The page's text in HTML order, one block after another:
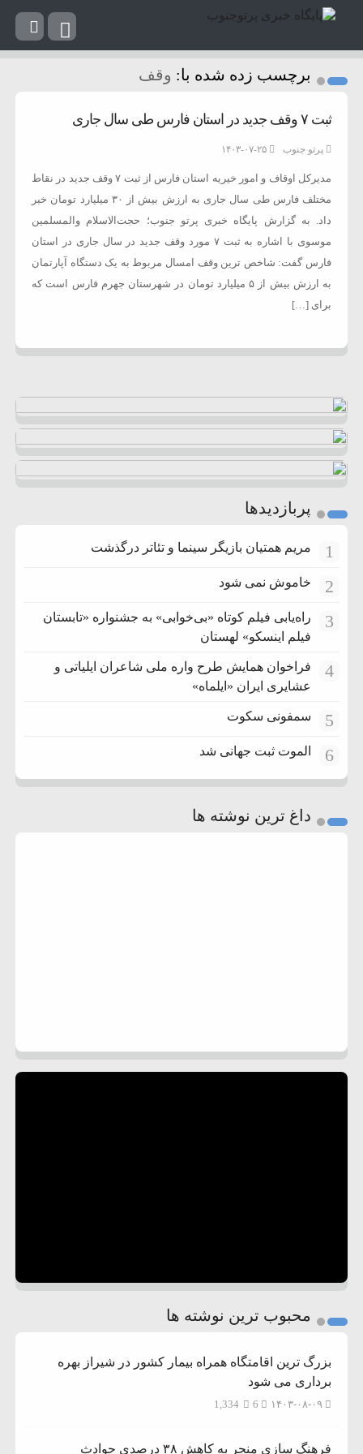
برچسب زده شده با: وقف
ثبت ۷ وقف جدید در استان فارس طی سال جاری
پرتو جنوب ۱۴۰۳-۰۷-۲۵
مدیرکل اوقاف و امور خیریه استان فارس از ثبت ۷ وقف جدید در نقاط
مختلف فارس طی سال جاری به ارزش بیش از ۳۰ میلیارد تومان خبر
داد. به گزارش پایگاه خبری پرتو جنوب؛ حجت‌الاسلام والمسلمین
موسوی با اشاره به ثبت ۷ مورد وقف جدید در سال جاری در استان
فارس گفت: شاخص ترین وقف امسال مربوط به یک دستگاه آپارتمان
به ارزش بیش از ۵ میلیارد تومان در شهرستان جهرم فارس است که
برای […]
پربازدیدها
1 مریم همتیان بازیگر سینما و تئاتر درگذشت
2 خاموش نمی شود
3
راه‌یابی فیلم کوتاه «بی‌خوابی» به جشنواره «تابستان
فیلم اینسکو» لهستان
4
فراخوان همایش طرح واره ملی شاعران ایلیاتی و
عشایری ایران «ایلماه»
5 سمفونی سکوت
6 الموت ثبت جهانی شد
داغ ترین نوشته ها
محبوب ترین نوشته ها
بزرگ ترین اقامتگاه همراه بیمار کشور در شیراز بهره
برداری می شود
۱۴۰۳-۰۸-۰۹ 1,334
فرهنگ سازی منجر به کاهش ۳۸ درصدی حوادث